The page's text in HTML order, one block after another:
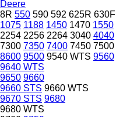
Deere
8R 550 590 592 625R 630F
1075 1188 1450 1470 1550
2254 2256 2264 3040 4040
7300 7350 7400 7450 7500
8600 9500 9540 WTS 9560
9640 WTS
9650 9660
9660 STS 9660 WTS
9670 STS 9680
9680 WTS